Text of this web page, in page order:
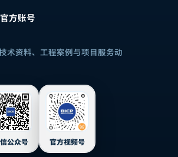
方账号
术资料、工程案例与项目服务动
公众号 官方视频号